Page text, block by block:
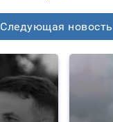
Следующая новость